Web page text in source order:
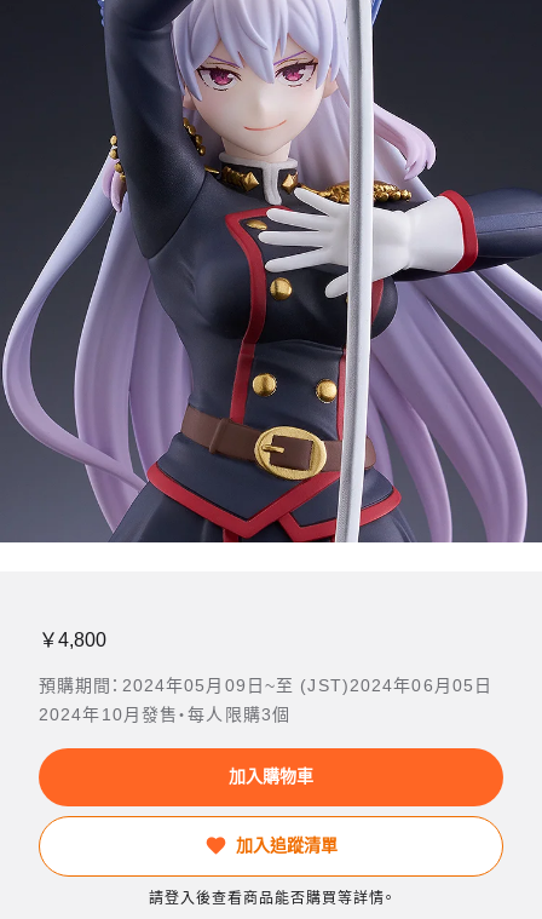
￥4,800
預購期間：2024年05月09日~至 (JST)2024年06月05日
2024年10月發售・每人限購3個
加入購物車
加入追蹤清單
請登入後查看商品能否購買等詳情。